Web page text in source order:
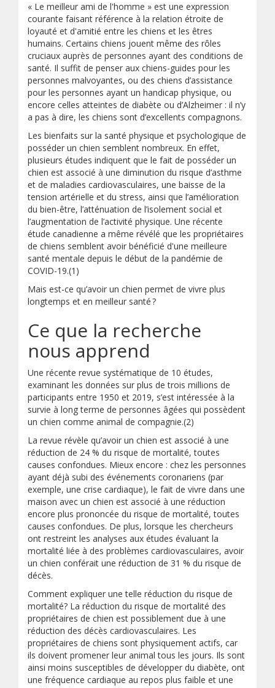
« Le meilleur ami de l'homme » est une expression
courante faisant référence à la relation étroite de
loyauté et d'amitié entre les chiens et les êtres
humains. Certains chiens jouent même des rôles
cruciaux auprès de personnes ayant des conditions de
santé. Il suffit de penser aux chiens-guides pour les
personnes malvoyantes, ou des chiens d’assistance
pour les personnes ayant un handicap physique, ou
encore celles atteintes de diabète ou d’Alzheimer : il n’y
a pas à dire, les chiens sont d’excellents compagnons.
Les bienfaits sur la santé physique et psychologique de
posséder un chien semblent nombreux. En effet,
plusieurs études indiquent que le fait de posséder un
chien est associé à une diminution du risque d’asthme
et de maladies cardiovasculaires, une baisse de la
tension artérielle et du stress, ainsi que l’amélioration
du bien-être, l’atténuation de l’isolement social et
l’augmentation de l’activité physique. Une récente
étude canadienne a même révélé que les propriétaires
de chiens semblent avoir bénéficié d'une meilleure
santé mentale depuis le début de la pandémie de
COVID-19.(1)
Mais est-ce qu’avoir un chien permet de vivre plus
longtemps et en meilleur santé ?
Ce que la recherche
nous apprend
Une récente revue systématique de 10 études,
examinant les données sur plus de trois millions de
participants entre 1950 et 2019, s’est intéressée à la
survie à long terme de personnes âgées qui possèdent
un chien comme animal de compagnie.(2)
La revue révèle qu’avoir un chien est associé à une
réduction de 24 % du risque de mortalité, toutes
causes confondues. Mieux encore : chez les personnes
ayant déjà subi des événements coronariens (par
exemple, une crise cardiaque), le fait de vivre dans une
maison avec un chien est associé à une réduction
encore plus prononcée du risque de mortalité, toutes
causes confondues. De plus, lorsque les chercheurs
ont restreint les analyses aux études évaluant la
mortalité liée à des problèmes cardiovasculaires, avoir
un chien conférait une réduction de 31 % du risque de
décès.
Comment expliquer une telle réduction du risque de
mortalité? La réduction du risque de mortalité des
propriétaires de chien est possiblement due à une
réduction des décès cardiovasculaires. Les
propriétaires de chiens sont physiquement actifs, car
ils doivent promener leur animal tous les jours. Ils sont
ainsi moins susceptibles de développer du diabète, ont
une fréquence cardiaque au repos plus faible et une